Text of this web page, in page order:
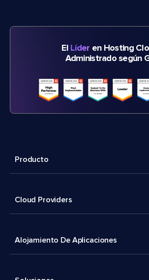
El Líder en Hosting
Administrado según
Producto
Cloud Providers
Alojamiento De Aplicaciones